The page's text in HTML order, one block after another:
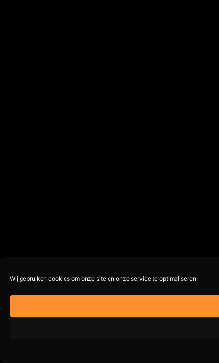
Wij gebruiken cookies om onze site en onze service te optimaliseren.